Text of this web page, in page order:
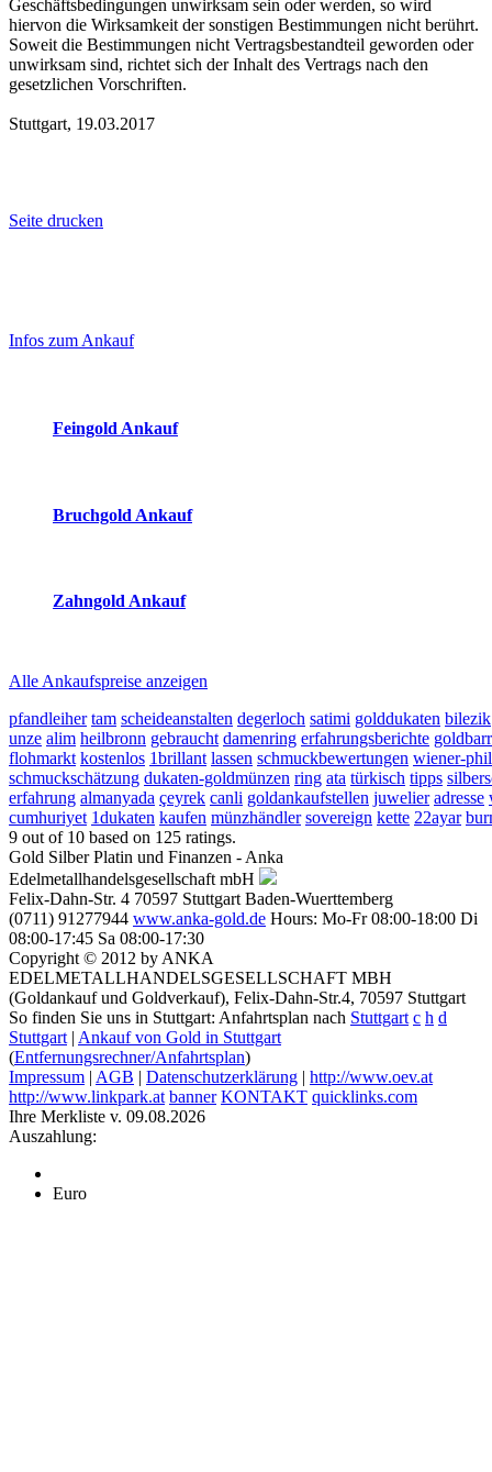
Geschäftsbedingungen unwirksam sein oder werden, so wird
hiervon die Wirksamkeit der sonstigen Bestimmungen nicht berührt.
Soweit die Bestimmungen nicht Vertragsbestandteil geworden oder
unwirksam sind, richtet sich der Inhalt des Vertrags nach den
gesetzlichen Vorschriften.
Stuttgart, 19.03.2017
Seite drucken
Sidebar
Infos zum Ankauf
Feingold Ankauf
Bruchgold Ankauf
Zahngold Ankauf
Alle Ankaufspreise anzeigen
pfandleiher tam scheideanstalten degerloch satimi golddukaten bilezik
unze alim heilbronn gebraucht damenring erfahrungsberichte
flohmarkt kostenlos 1brillant lassen schmuckbewertungen wiener-
schmuckschätzung dukaten-goldmünzen ring ata türkisch tipps
erfahrung almanyada çeyrek canli goldankaufstellen juwelier adresse
cumhuriyet 1dukaten kaufen münzhändler sovereign kette 22ayar
9 out of 10 based on 125 ratings.
Gold Silber Platin und Finanzen - Anka
Edelmetallhandelsgesellschaft mbH
Felix-Dahn-Str. 4 70597 Stuttgart Baden-Wuerttemberg
(0711) 91277944 www.anka-gold.de Hours: Mo-Fr 08:00-18:00 Di
08:00-17:45 Sa 08:00-17:30
Copyright © 2012 by ANKA
EDELMETALLHANDELSGESELLSCHAFT MBH
(Goldankauf und Goldverkauf), Felix-Dahn-Str.4, 70597 Stuttgart
So finden Sie uns in Stuttgart: Anfahrtsplan nach Stuttgart c h d
Stuttgart| Ankauf von Gold in Stuttgart
(Entfernungsrechner/Anfahrtsplan)
Impressum | AGB | Datenschutzerklärung | http://www.oev.at
http://www.linkpark.at banner KONTAKT quicklinks.com
Ihre Merkliste v. 09.08.2026
Auszahlung:
Euro